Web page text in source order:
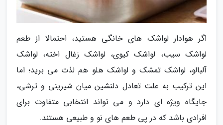
اگر هوادار لواشک های خانگی هستید، احتمالا از طعم
لواشک سیب، لواشک کیوی، لواشک زغال اخته، لواشک
آلبالو، لواشک تمشک و لواشک هلو هم لذت می برید؛ اما
این ترکیب به علت تعادل دلنشین میان شیرینی و ترشی،
جایگاه ویژه ای دارد و می تواند انتخابی متفاوت برای
افرادی باشد که در پی طعم های نو و طبیعی هستند.